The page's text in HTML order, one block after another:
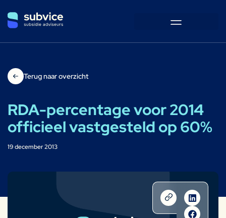
Terug naar overzicht
RDA-percentage voor 2014
officieel vastgesteld op 60%
19 december 2013